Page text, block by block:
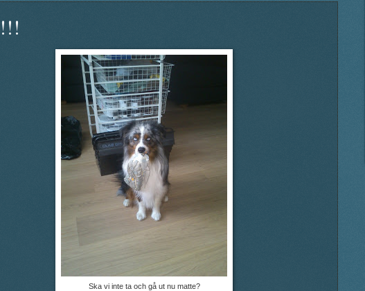
Ska vi inte ta och gå ut nu matte?